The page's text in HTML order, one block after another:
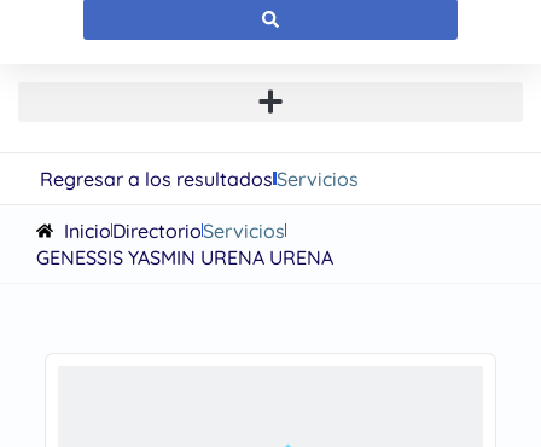
Regresar a los resultadosServicios
InicioDirectorioServicios
GENESSIS YASMIN URENA URENA